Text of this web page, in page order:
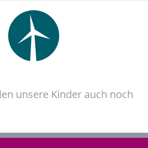
unsere Kinder auch noch